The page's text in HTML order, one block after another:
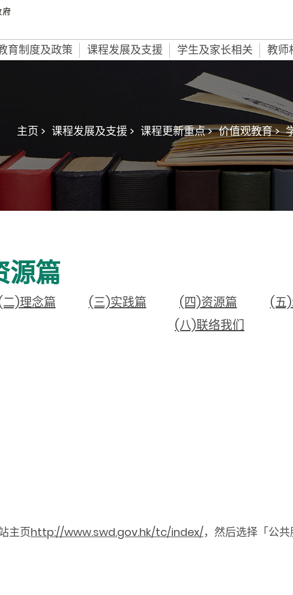
育制度及政策 课程发展及支援 学生及家长相关 教师
主页 > 课程发展及支援 > 课程更新重点 > 价值观教育 >
源篇
)理念篇 (三)实践篇 (四)资源篇 (五
(八)联络我们
主页http://www.swd.gov.hk/tc/index/，然后选择「公